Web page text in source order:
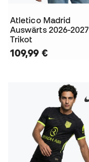
Atletico Madrid
Auswärts 2026-2027
Trikot
109,99 €